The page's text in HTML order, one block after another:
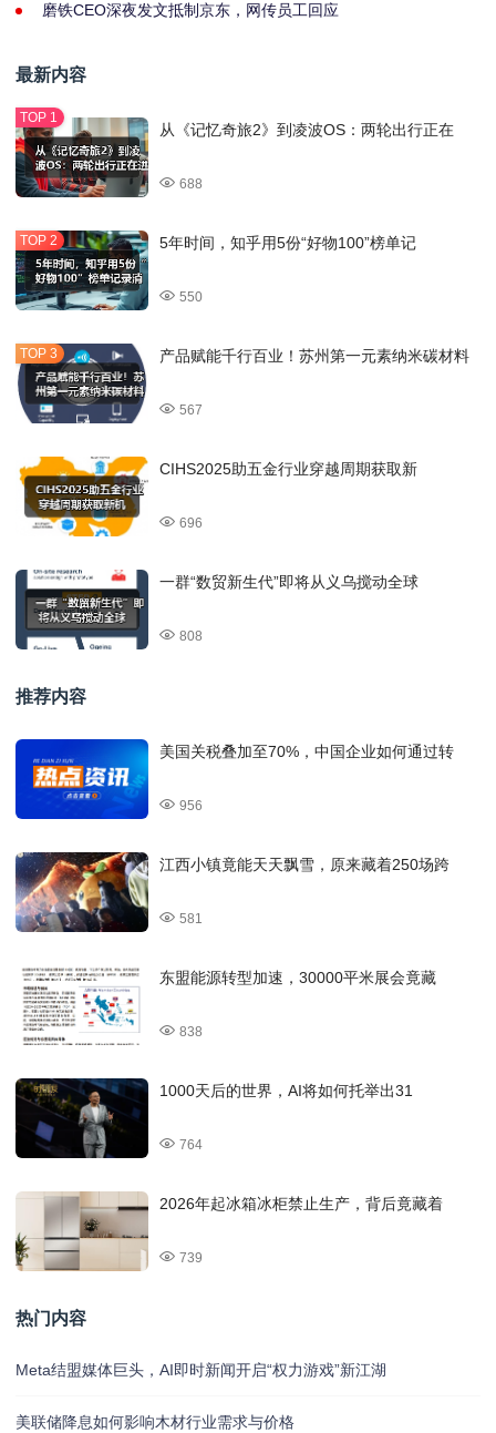
磨铁CEO深夜发文抵制京东，网传员工回应
最新内容
从《记忆奇旅2》到凌波OS：两轮出行正在
688
5年时间，知乎用5份“好物100”榜单记
550
产品赋能千行百业！苏州第一元素纳米碳材料
567
CIHS2025助五金行业穿越周期获取新
696
一群“数贸新生代”即将从义乌搅动全球
808
推荐内容
美国关税叠加至70%，中国企业如何通过转
956
江西小镇竟能天天飘雪，原来藏着250场跨
581
东盟能源转型加速，30000平米展会竟藏
838
1000天后的世界，AI将如何托举出31
764
2026年起冰箱冰柜禁止生产，背后竟藏着
739
热门内容
Meta结盟媒体巨头，AI即时新闻开启“权力游戏”新江湖
美联储降息如何影响木材行业需求与价格